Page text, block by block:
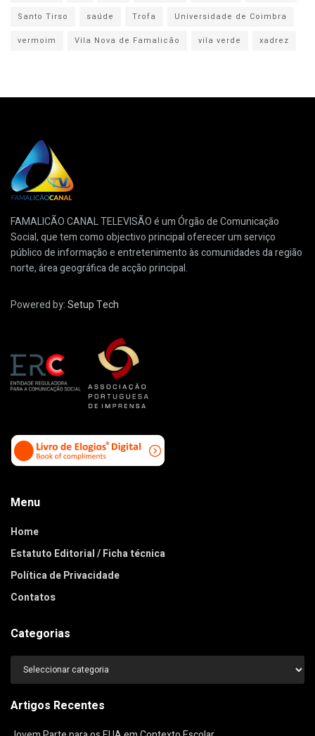
Santo Tirso
saúde Trofa
Universidade de Coimbra
vermoim
Vila Nova de Famalicão vila verde xadrez
FAMALICÃO CANAL TELEVISÃO é um Órgão de Comunicação
Social, que tem como objectivo principal oferecer um serviço
público de informação e entretenimento às comunidades da região
norte, área geográfica de acção principal.
Powered by:Setup Tech
Menu
Home
Estatuto Editorial / Ficha técnica
Política de Privacidade
Contatos
Categorias
Categorias
Artigos Recentes